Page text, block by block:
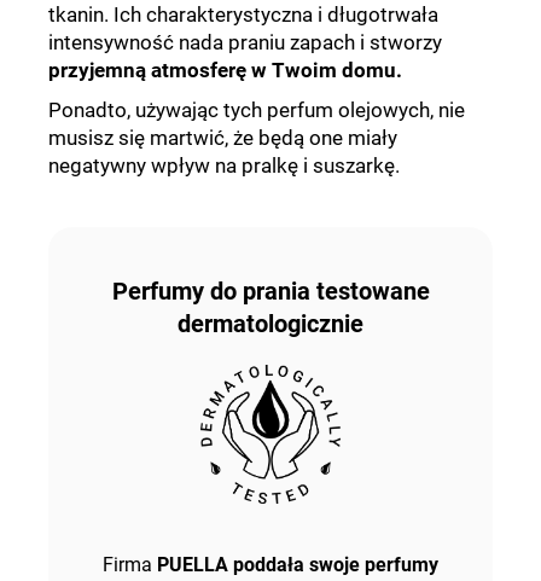
tkanin. Ich charakterystyczna i długotrwała
intensywność nada praniu zapach i stworzy
przyjemną atmosferę w Twoim domu.
Ponadto, używając tych perfum olejowych, nie
musisz się martwić, że będą one miały
negatywny wpływ na pralkę i suszarkę.
Perfumy do prania testowane
dermatologicznie
Firma PUELLA poddała swoje perfumy